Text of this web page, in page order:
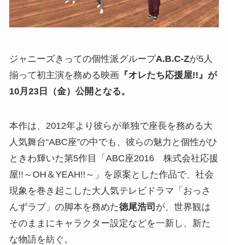
ジャニーズきっての個性派グループA.B.C-Zが5人
揃って初主演を務める映画 『オレたち応援屋!!』が
10月23日（金）公開となる。
本作は、2012年より彼らが単独で座長を務める大
人気舞台“ABC座”の中でも、彼らの魅力と個性がひ
ときわ輝いた第5作目「ABC座2016 株式会社応援
屋!!～OH＆YEAH!!～」を原案とした作品で、社会
現象を巻き起こした大人気テレビドラマ「おっさ
んずラブ」の脚本を務めた徳尾浩司 が、世界観は
そのままにキャラクター設定などを一新し、新た
な物語を紡ぐ。